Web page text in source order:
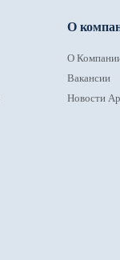
О
О
Вакансии
Новости